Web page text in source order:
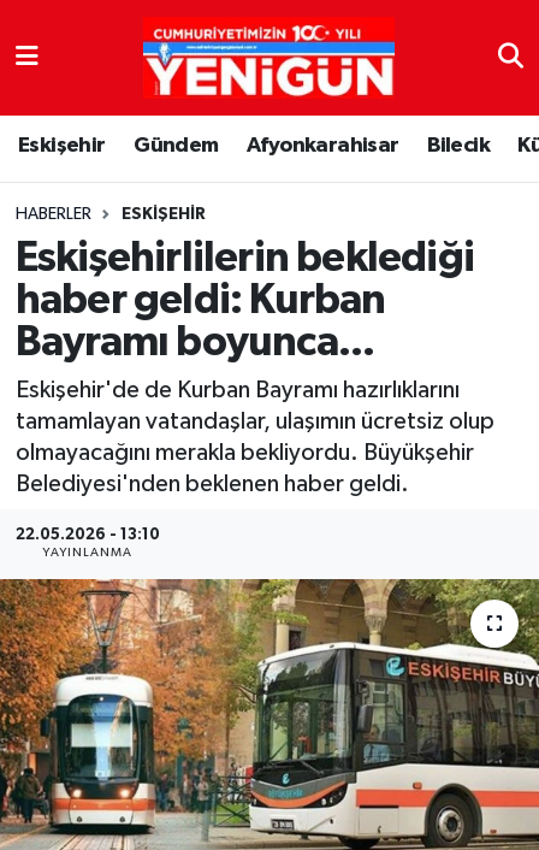
Eskişehir Gündem Afyonkarahisar Bilecik
HABERLER ESKIŞEHIR
Eskişehirlilerin beklediği
haber geldi: Kurban
Bayramı boyunca...
Eskişehir'de de Kurban Bayramı hazırlıklarını
tamamlayan vatandaşlar, ulaşımın ücretsiz olup
olmayacağını merakla bekliyordu. Büyükşehir
Belediyesi'nden beklenen haber geldi.
22.05.2026 - 13:10
YAYINLANMA
Nöbetçi Eczaneler
Hava Durumu
Trafik Durumu
Süper Lig Puan Durumu ve Fikstür
Tüm Manşetler
Son Dakika Haberleri
Haber Arşivi